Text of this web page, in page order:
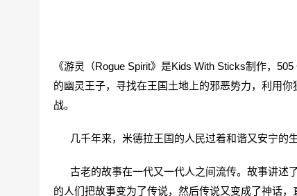
《游灵（Rogue Spirit》是Kids With Sticks制作，
的幽灵王子，寻找在王国土地上的邪恶势力，利用
战。
几千年来，米德拉王国的人民过着和谐又安宁的生
古老的故事在一代又一代人之间流传。故事讲述
的人们把故事变为了传说，然后传说又变成了神话，